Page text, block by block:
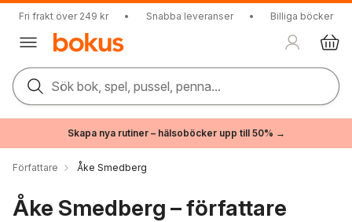
Fri frakt över 249 kr • Snabba leveranser • Billiga böcker
Sök bok, spel, pussel, penna...
Skapa nya rutiner – hälsoböcker upp till 50% →
Författare Åke Smedberg
Åke Smedberg – författare